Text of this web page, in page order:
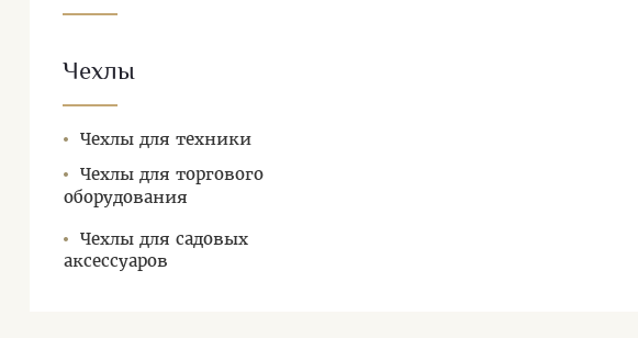
Чехлы
Чехлы для техники
Чехлы для торгового
оборудования
Чехлы для садовых
аксессуаров